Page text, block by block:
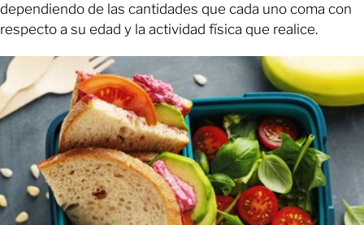
dependiendo de las cantidades que cada uno coma con
respecto a su edad y la actividad física que realice.